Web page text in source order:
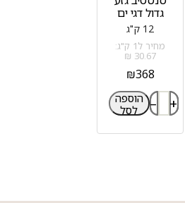
גדול דגי ים
12 ק"ג
מחיר ל1 ק"ג:
30.67 ₪
₪368
– +
הוספה
לסל